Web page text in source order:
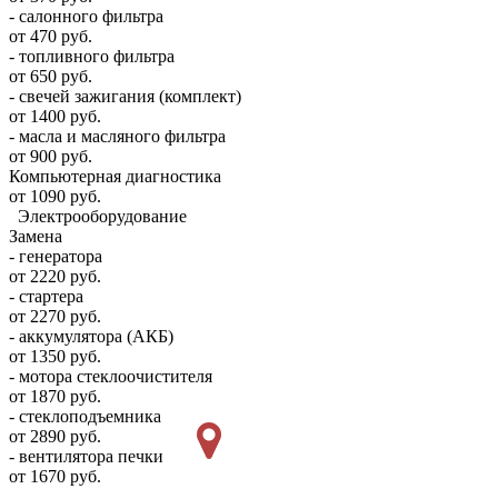
- салонного фильтра
от 470 руб.
- топливного фильтра
от 650 руб.
- свечей зажигания (комплект)
от 1400 руб.
- масла и масляного фильтра
от 900 руб.
Компьютерная диагностика
от 1090 руб.
Электрооборудование
Замена
- генератора
от 2220 руб.
- стартера
от 2270 руб.
- аккумулятора (АКБ)
от 1350 руб.
- мотора стеклоочистителя
от 1870 руб.
- стеклоподъемника
от 2890 руб.
- вентилятора печки
от 1670 руб.